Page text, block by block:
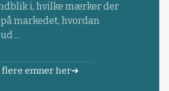
i, hvilke mærker der
markedet, hvordan
...
flere emner her